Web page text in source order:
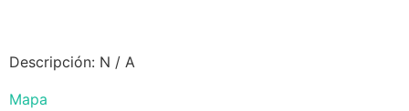
Descripción: N / A
Mapa